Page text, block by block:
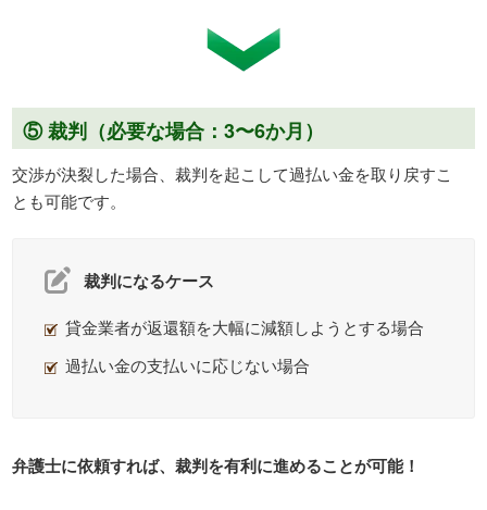
⑤ 裁判（必要な場合：3〜6か月）
交渉が決裂した場合、裁判を起こして過払い金を取り戻すこ
とも可能です。
裁判になるケース
貸金業者が返還額を大幅に減額しようとする場合
過払い金の支払いに応じない場合
弁護士に依頼すれば、裁判を有利に進めることが可能！